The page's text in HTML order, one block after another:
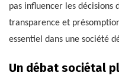
pas influencer les décisions
transparence et
essentiel dans une société
Un débat sociétal